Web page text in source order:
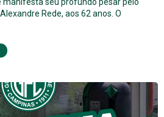
Rede, aos 62 anos. O